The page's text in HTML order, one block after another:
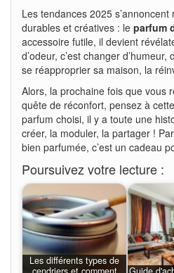
Les tendances 2025
durables et créatives : le parfum
accessoire futile, il devient
d’odeur, c’est changer d’humeur,
se réapproprier sa maison, la
Alors, la prochaine fois que vous
quête de réconfort, pensez à
parfum choisi, il y a toute une
créer, la moduler, la partager !
bien parfumée, c’est un cadeau
Poursuivez votre lecture :
Les différents types de